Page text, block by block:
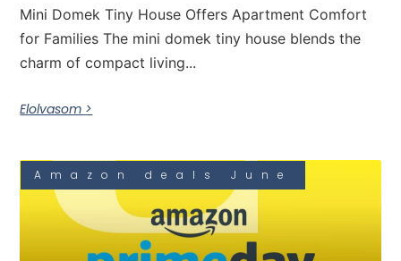
Mini Domek Tiny House Offers Apartment Comfort
for Families The mini domek tiny house blends the
charm of compact living...
Elolvasom >
Amazon deals June